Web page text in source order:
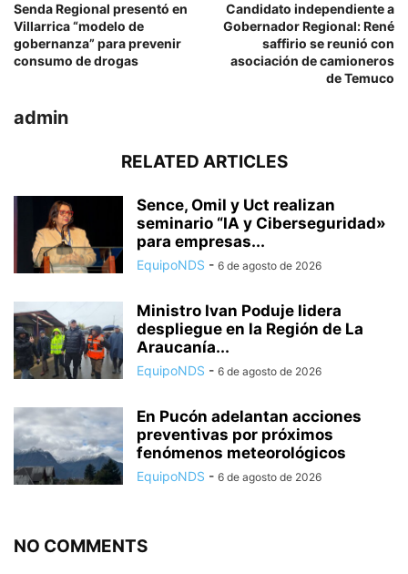
Senda Regional presentó en
Villarrica “modelo de
gobernanza” para prevenir
consumo de drogas
Candidato independiente a
Gobernador Regional: René
saffirio se reunió con
asociación de camioneros
de Temuco
admin
RELATED ARTICLES
Sence, Omil y Uct realizan
seminario “IA y Ciberseguridad»
para empresas...
EquipoNDS - 6 de agosto de 2026
Ministro Ivan Poduje lidera
despliegue en la Región de La
Araucanía...
EquipoNDS - 6 de agosto de 2026
En Pucón adelantan acciones
preventivas por próximos
fenómenos meteorológicos
EquipoNDS - 6 de agosto de 2026
NO COMMENTS